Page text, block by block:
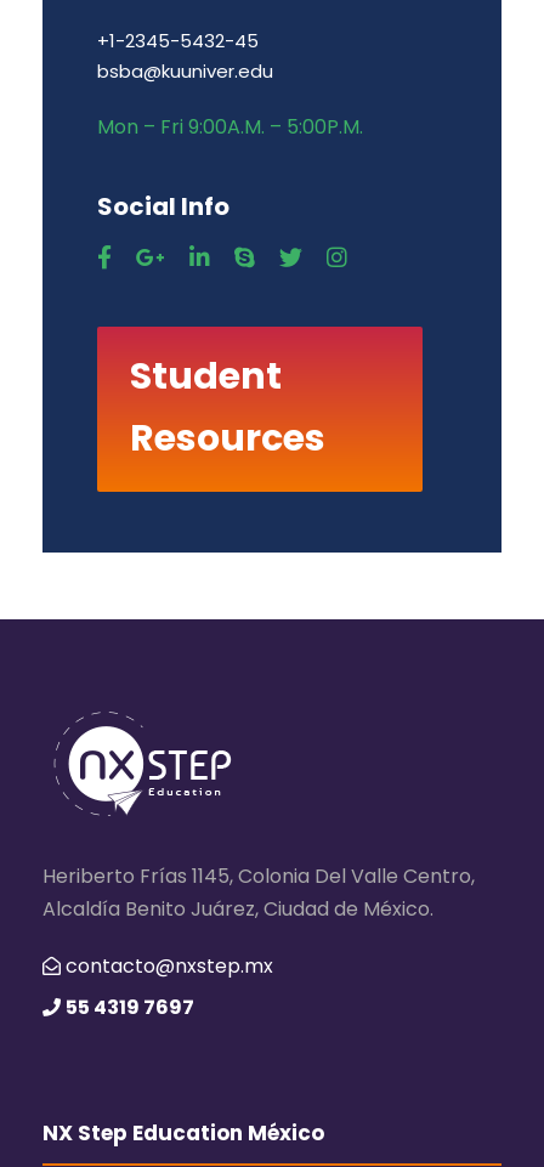
+1-2345-5432-45
bsba@kuuniver.edu
Mon – Fri 9:00A.M. – 5:00P.M.
Social Info
Student
Resources
Heriberto Frías 1145, Colonia Del Valle Centro,
Alcaldía Benito Juárez, Ciudad de México.
contacto@nxstep.mx
55 4319 7697
NX Step Education México